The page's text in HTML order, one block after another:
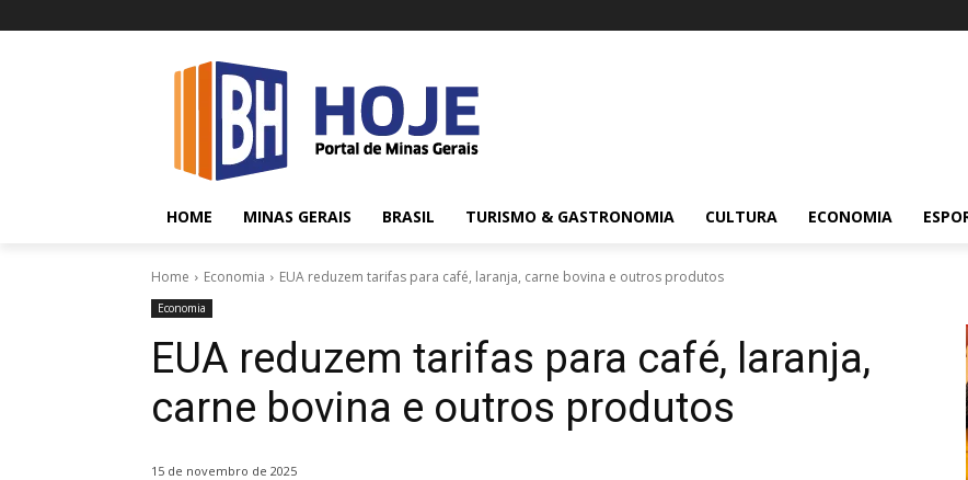
HOME MINAS GERAIS BRASIL TURISMO & GASTRONOMIA CULTURA ECONOMIA
Home Economia EUA reduzem tarifas para café, laranja, carne bovina e outros produtos
Economia
EUA reduzem tarifas para café, laranja,
carne bovina e outros produtos
15 de novembro de 2025